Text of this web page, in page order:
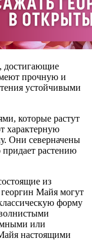
достигающие
прочную и
устойчивыми
которые растут
характерную
Они северначены
растению
из
Майя могут
форму
или
настоящими